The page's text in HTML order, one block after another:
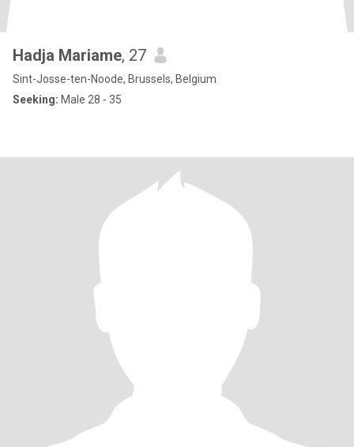
Hadja Mariame, 27
Sint-Josse-ten-Noode, Brussels, Belgium
Seeking: Male 28 - 35